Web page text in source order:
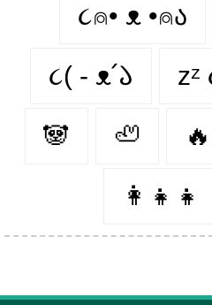
૮⍝• ᴥ •⍝ა
૮( - ᴥ՛𑁬
🐼 🦥 🔥
👩‍👧‍👧